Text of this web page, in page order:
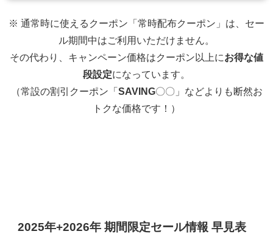
※ 通常時に使えるクーポン「常時配布クーポン」は、セー
ル期間中はご利用いただけません。
その代わり、キャンペーン価格はクーポン以上にお得な値
段設定になっています。
（常設の割引クーポン「SAVING〇〇」などよりも断然お
トクな価格です！）
2025年+2026年 期間限定セール情報 早見表